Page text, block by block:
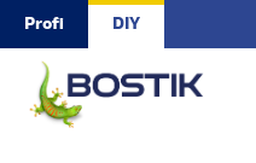
Skip to main content
Profi DIY